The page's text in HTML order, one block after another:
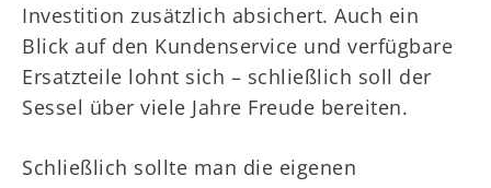
Investition zusätzlich absichert. Auch ein
Blick auf den Kundenservice und verfügbare
Ersatzteile lohnt sich – schließlich soll der
Sessel über viele Jahre Freude bereiten.
Schließlich sollte man die eigenen